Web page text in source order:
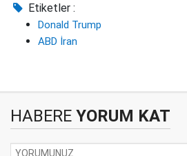
Etiketler :
Donald Trump
ABD İran
HABERE YORUM KAT